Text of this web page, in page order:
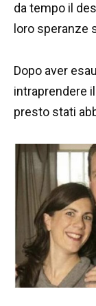
da tempo il
loro speranze
Dopo aver
intraprendere
presto stati